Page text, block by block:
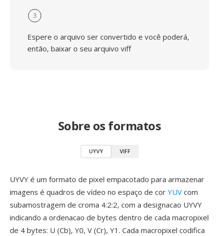
3
Espere o arquivo ser convertido e você poderá,
então, baixar o seu arquivo viff
Sobre os formatos
UYVY VIFF
UYVY é um formato de pixel empacotado para armazenar
imagens é quadros de vídeo no espaço de cor YUV com
subamostragem de croma 4:2:2, com a designacao UYVY
indicando a ordenacao de bytes dentro de cada macropixel
de 4 bytes: U (Cb), Y0, V (Cr), Y1. Cada macropixel codifica